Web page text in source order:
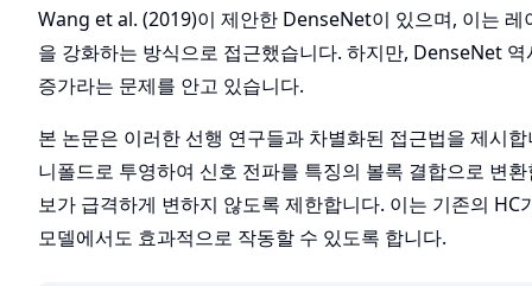
Wang et al. (2019)이 제안한 DenseNet이 있으며, 이는
을 강화하는 방식으로 접근했습니다. 하지만, DenseNet
증가라는 문제를 안고 있습니다.
본 논문은 이러한 선행 연구들과 차별화된 접근법을 제시
니폴드로 투영하여 신호 전파를 특징의 볼록 결합으로 변
보가 급격하게 변하지 않도록 제한합니다. 이는 기존의
모델에서도 효과적으로 작동할 수 있도록 합니다.